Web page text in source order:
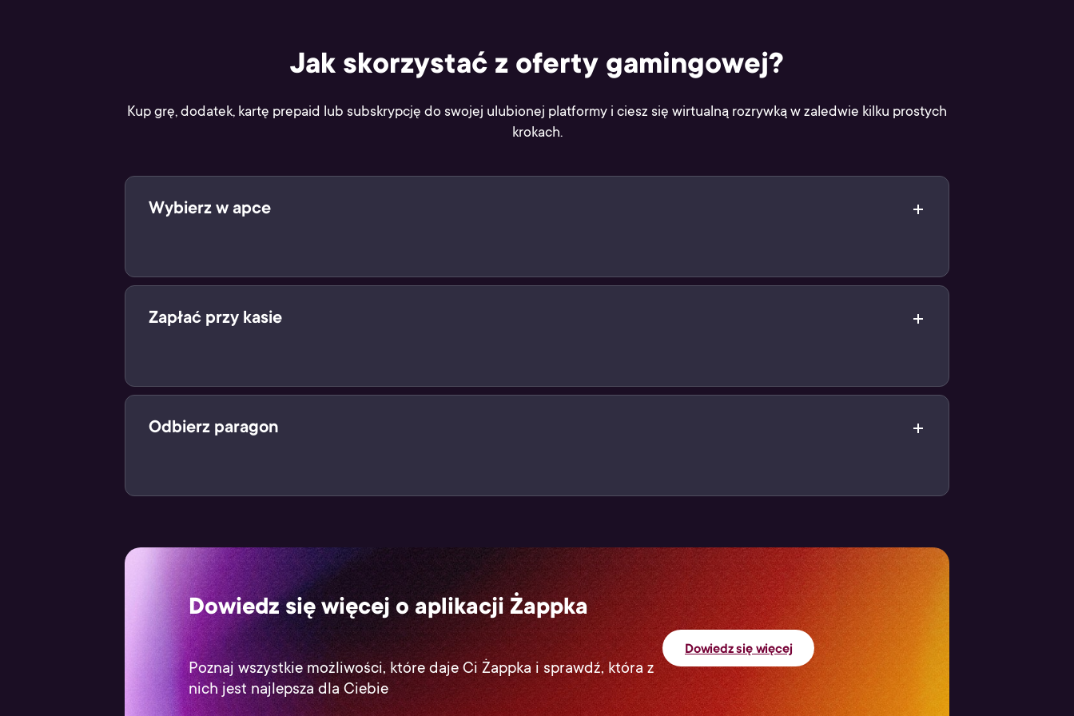
Jak skorzystać z oferty gamingowej?
Kup grę, dodatek, kartę prepaid lub subskrypcję do swojej ulubionej platformy i ciesz się wirtualną rozrywką w zaledwie kilku prostych
krokach.
Wybierz w apce
Zapłać przy kasie
Odbierz paragon
Dowiedz się więcej o aplikacji Żappka
Poznaj wszystkie możliwości, które daje Ci Żappka i sprawdź, która z
nich jest najlepsza dla Ciebie
Dowiedz się więcej